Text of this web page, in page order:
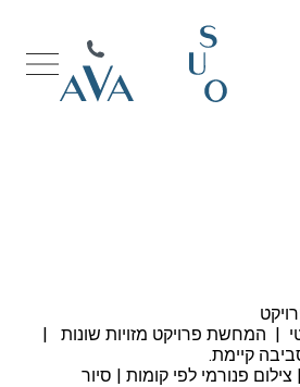
| המחשת פרויקט מזויות שונות |
קיימת.
וחוץ | צילום פנורמי לפי קומות | סיור